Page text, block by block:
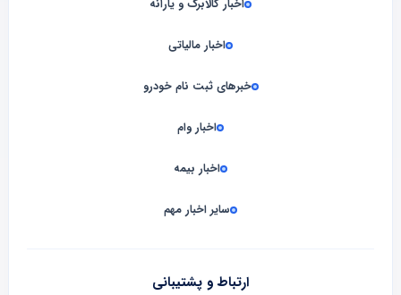
اخبار کالابرگ و یارانه
اخبار مالیاتی
خبرهای ثبت نام خودرو
اخبار وام
اخبار بیمه
سایر اخبار مهم
ارتباط و پشتیبانی